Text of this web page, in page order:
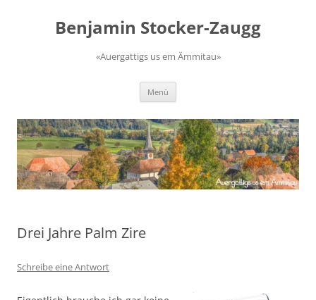
springenBenjamin Stocker-Zaugg
«Auergattigs us em Ämmitau»
Menü
Drei Jahre Palm Zire
Schreibe eine Antwort